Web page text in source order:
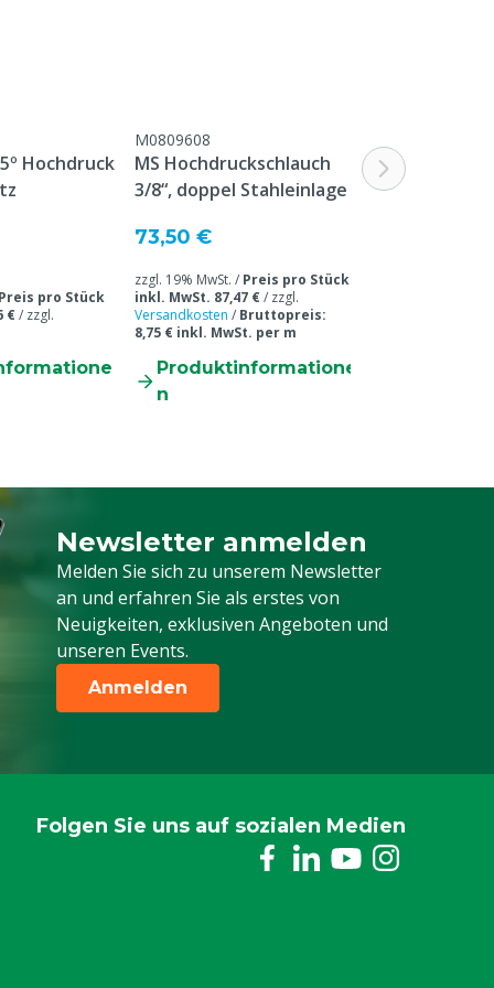
Hochdruck
Preis pro Stück
€/ zzgl.
M0809608
MS Hochdruckschlauch
3/8“, doppel Stahleinlage
73,50 €
zzgl. 19% MwSt. / Preis pro Stück
inkl. MwSt. 87,47 €/ zzgl.
Versandkosten / Bruttopreis:
8,75 € inkl. MwSt. per m
Produktinformatione
n
Easyfarm-
Newsletter anmelden
Melden Sie sich zu unserem Newsletter
an und erfahren Sie als erstes von
Neuigkeiten, exklusiven Angeboten und
unseren Events.
Melden Sie sich für unseren Newsletter
Anmelden
Folgen Sie uns auf sozialen Medien